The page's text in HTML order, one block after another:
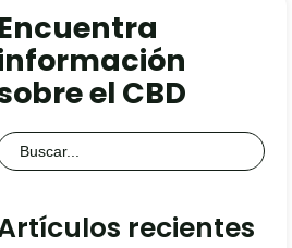
Encuentra
el CBD
recientes